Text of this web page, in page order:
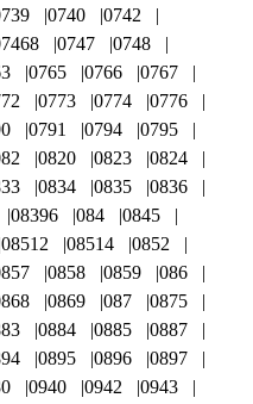
0740
0742
0747
0748
0765 0766
0767
0773 0774
0776
0791 0794
0795
0820 0823
0824
0834 0835
0836
08396 084
0845
08512 08514
0852
0858 0859
086
0869 087
0875
0884 0885
0887
0895 0896
0897
0940 0942
0943